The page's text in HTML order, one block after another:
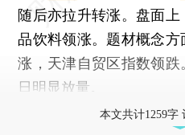
随后亦拉升转涨。盘面
品饮料领涨。题材概念
涨，天津自贸区指数领
日明显放量。
本文共计1259字